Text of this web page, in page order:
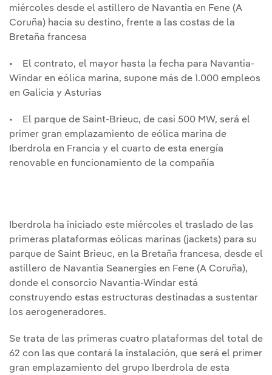
miércoles desde el astillero de Navantia en Fene (A
Coruña) hacia su destino, frente a las costas de la
Bretaña francesa
• El contrato, el mayor hasta la fecha para Navantia-
Windar en eólica marina, supone más de 1.000 empleos
en Galicia y Asturias
• El parque de Saint-Brieuc, de casi 500 MW, será el
primer gran emplazamiento de eólica marina de
Iberdrola en Francia y el cuarto de esta energía
renovable en funcionamiento de la compañía
Iberdrola ha iniciado este miércoles el traslado de las
primeras plataformas eólicas marinas (jackets) para su
parque de Saint Brieuc, en la Bretaña francesa, desde el
astillero de Navantia Seanergies en Fene (A Coruña),
donde el consorcio Navantia-Windar está
construyendo estas estructuras destinadas a sustentar
los aerogeneradores.
Se trata de las primeras cuatro plataformas del total de
62 con las que contará la instalación, que será el primer
gran emplazamiento del grupo Iberdrola de esta